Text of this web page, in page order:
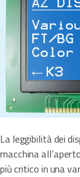
La leggibilità dei
macchina
più critico in una